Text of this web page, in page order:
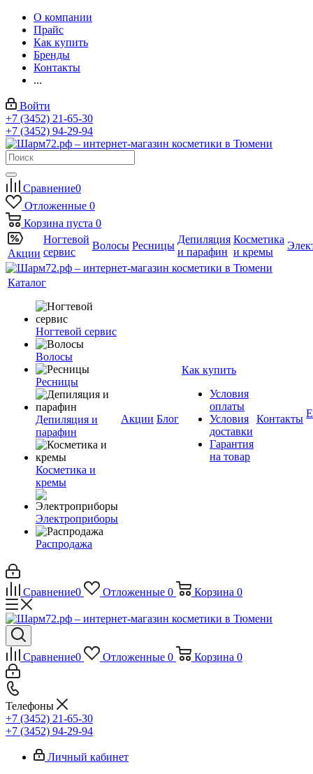
О компании
Прайс
Как купить
Бренды
Контакты
...
Войти
+7 (3452) 21-65-30
+7 (3452) 94-29-94
Сравнение0
Отложенные 0
Корзина пуста 0
Акции
Ногтевой
сервис
Волосы Ресницы
Депиляция
и парафин
Косметика
и кремы
Каталог
Ногтевой сервис
Волосы
Ресницы
Депиляция и
парафин
Косметика и
кремы
Электроприборы
Распродажа
Акции Блог
Как купить
Условия
оплаты
Условия
доставки
Гарантия
на товар
Контакты
Сравнение0 Отложенные 0 Корзина 0
Сравнение0 Отложенные 0 Корзина 0
Телефоны
+7 (3452) 21-65-30
+7 (3452) 94-29-94
Личный кабинет